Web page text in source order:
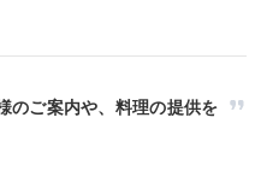
のご案内や、料理の提供を